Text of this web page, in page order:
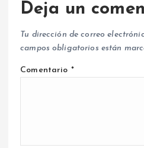
Deja un
Tu dirección de correo
campos obligatorios están
Comentario *